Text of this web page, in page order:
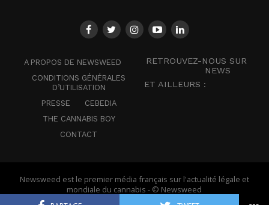
A PROPOS DE NEWSWEED
CONDITIONS GÉNÉRALES
D’UTILISATION
PRESSE
CEBEDIA
THE CANNABIS BOY
CONTACT
RETROUVEZ-NOUS SUR
NEWS
ET AILLEURS :
Newsweed est le premier média français sur l'actualité légale et
mondiale du cannabis - © Newsweed